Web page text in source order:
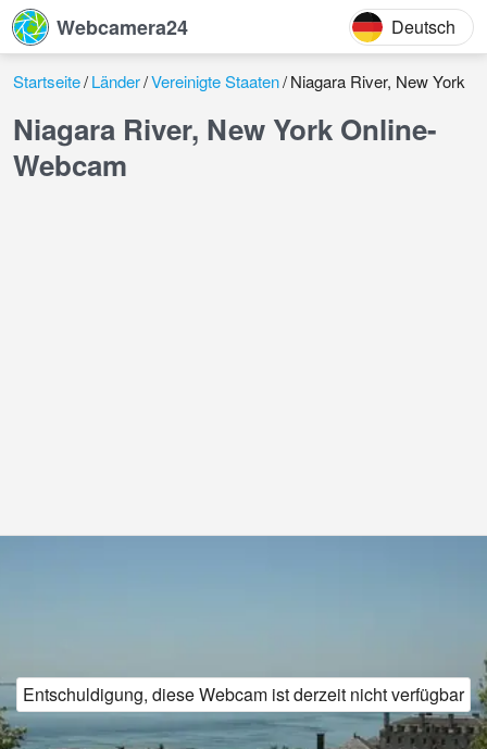
Webcamera24 Deutsch
Startseite Länder Vereinigte Staaten Niagara River, New York
Niagara River, New York Online-
Webcam
Entschuldigung, diese Webcam ist derzeit nicht verfügbar